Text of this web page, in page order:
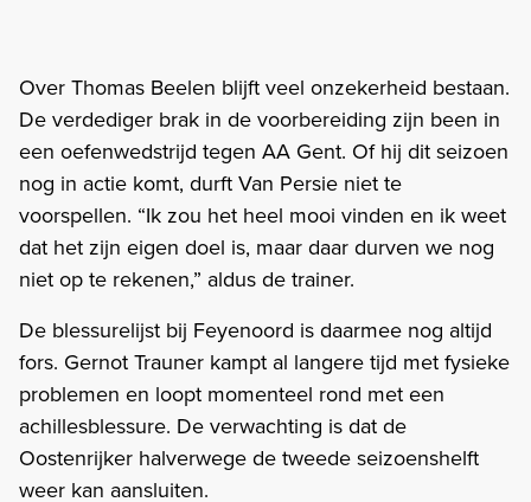
Over Thomas Beelen blijft veel onzekerheid bestaan.
De verdediger brak in de voorbereiding zijn been in
een oefenwedstrijd tegen AA Gent. Of hij dit seizoen
nog in actie komt, durft Van Persie niet te
voorspellen. “Ik zou het heel mooi vinden en ik weet
dat het zijn eigen doel is, maar daar durven we nog
niet op te rekenen,” aldus de trainer.
De blessurelijst bij Feyenoord is daarmee nog altijd
fors. Gernot Trauner kampt al langere tijd met fysieke
problemen en loopt momenteel rond met een
achillesblessure. De verwachting is dat de
Oostenrijker halverwege de tweede seizoenshelft
weer kan aansluiten.